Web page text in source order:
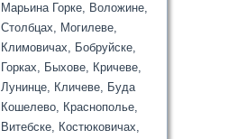
Марьина Горке, Воложине,
Столбцах, Могилеве,
Климовичах, Бобруйске,
Горках, Быхове, Кричеве,
Лунинце, Кличеве, Буда
Кошелево, Краснополье,
Витебске, Костюковичах,